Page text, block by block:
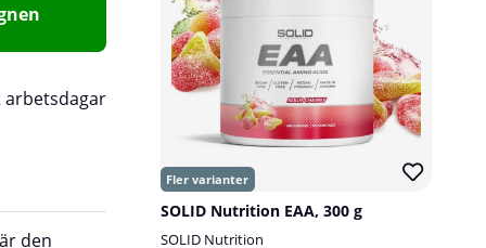
arbetsdagar
SOLID Nutrition EAA, 300 g
SOLID Nutrition
den
att tillföra extra glutamin via kosten eller